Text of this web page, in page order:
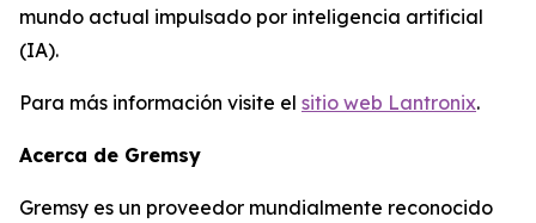
mundo actual impulsado por inteligencia artificial
(IA).
Para más información visite el sitio web Lantronix.
Acerca de Gremsy
Gremsy es un proveedor mundialmente reconocido